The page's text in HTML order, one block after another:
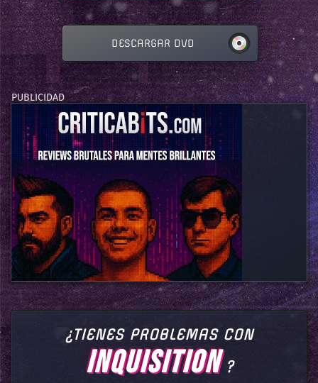
DESCARGAR DVD
¿TIENES PROBLEMAS CON
INQUISITION?